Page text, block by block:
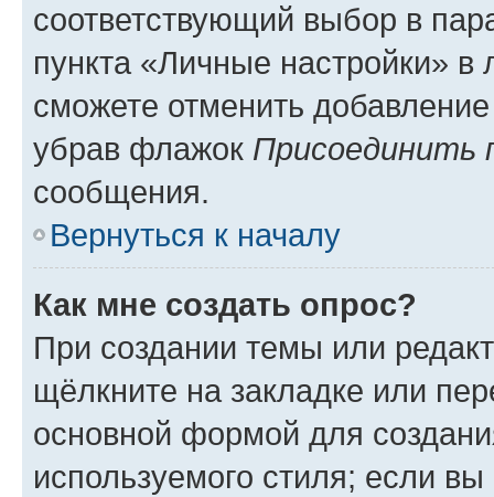
соответствующий выбор в
пункта «Личные настройки»
сможете отменить
убрав флажок Присоединить
сообщения.
Вернуться к началу
Как мне создать опрос?
При создании темы или
щёлкните на закладке или
основной формой для
используемого стиля; если